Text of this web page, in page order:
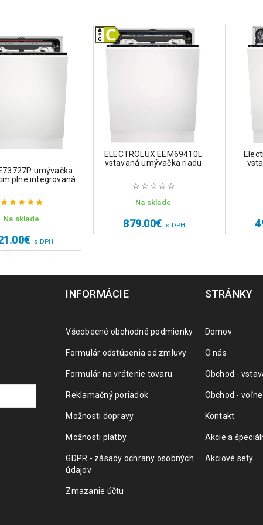
umývačka
plne integrovaná
Hodnotenie
Na sklade
€ s DPH
ELECTROLUX EEM69410L
vstavaná umývačka riadu
Na sklade
879.00€ s DPH
INFORMÁCIE
Všeobecné obchodné podmienky
Formulár odstúpenia od zmluvy
Formulár na vrátenie tovaru
Reklamačný poriadok
Možnosti dopravy
Možnosti platby
GDPR - zásady ochrany osobných
údajov
Zmazanie účtu
STRÁNKY
Domov
O nás
Obchod -
Obchod -
Kontakt
Akcie a
Akciové sety